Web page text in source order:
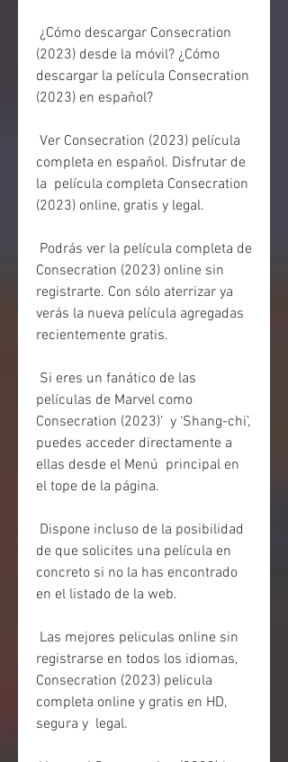
(2023) desde la móvil? ¿Cómo
descargar la película Consecration
(2023) en español?
completa en español. Disfrutar de
la  película completa Consecration
(2023) online, gratis y legal.
Consecration (2023) online sin
registrarte. Con sólo aterrizar ya
verás la nueva película agregadas
recientemente gratis.
películas de Marvel como
Consecration (2023)’  y ‘Shang-chi’,
puedes acceder directamente a
ellas desde el Menú  principal en
el tope de la página.
de que solicites una película en
concreto si no la has encontrado
en el listado de la web.
registrarse en todos los idiomas,
Consecration (2023) pelicula
completa online y gratis en HD,
segura y  legal.